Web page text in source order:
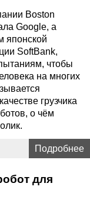
Boston
Google, а
японской
SoftBank,
чтобы
на многих
грузчика
о чём
Подробнее
для